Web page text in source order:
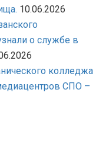
10.06.2026
о службе в
колледжа
СПО –